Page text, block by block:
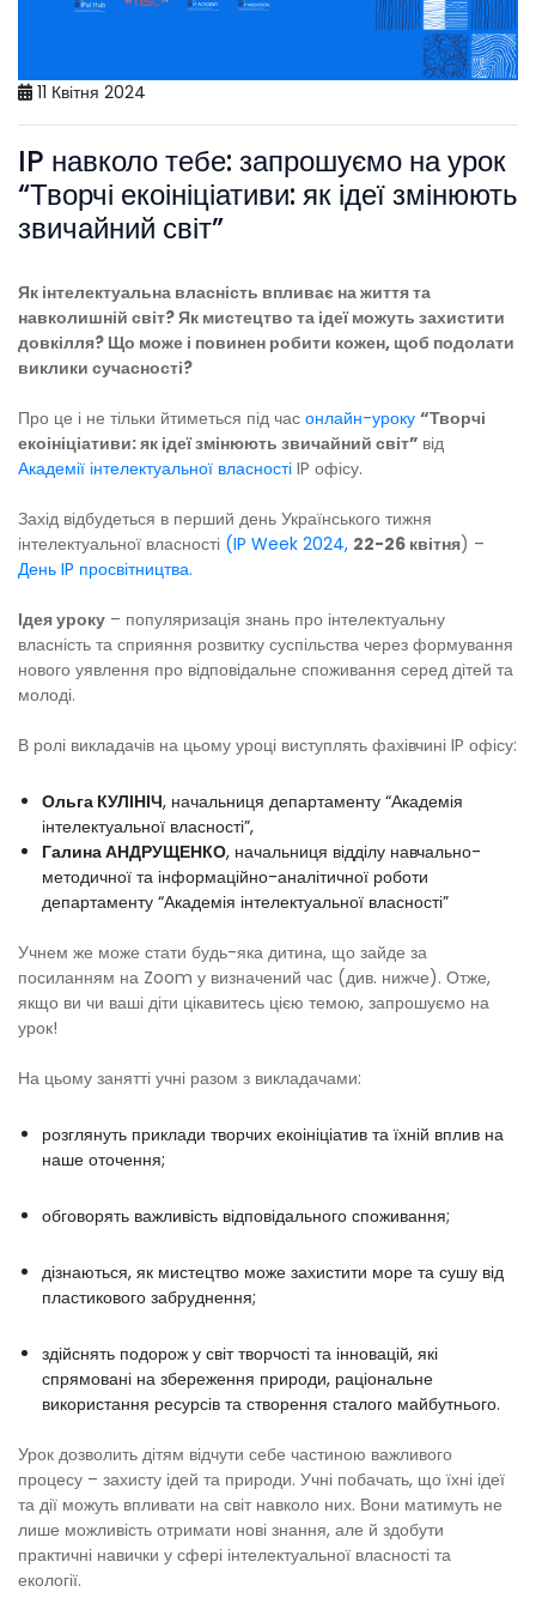
11 Квітня 2024
IP навколо тебе: запрошуємо на урок
“Творчі екоініціативи: як ідеї змінюють
звичайний світ”
Як інтелектуальна власність впливає на життя та
навколишній світ? Як мистецтво та ідеї можуть захистити
довкілля? Що може і повинен робити кожен, щоб подолати
виклики сучасності?
Про це і не тільки йтиметься під час онлайн-уроку “Творчі
екоініціативи: як ідеї змінюють звичайний світ” від
Академії інтелектуальної власності IP офісу.
Захід відбудеться в перший день Українського тижня
інтелектуальної власності (IP Week 2024, 22-26 квітня) –
День IP просвітництва.
Ідея уроку – популяризація знань про інтелектуальну
власність та сприяння розвитку суспільства через формування
нового уявлення про відповідальне споживання серед дітей та
молоді.
В ролі викладачів на цьому уроці виступлять фахівчині IP офісу:
Ольга КУЛІНІЧ, начальниця департаменту “Академія
інтелектуальної власності”,
Галина АНДРУЩЕНКО, начальниця відділу навчально-
методичної та інформаційно-аналітичної роботи
департаменту “Академія інтелектуальної власності”
Учнем же може стати будь-яка дитина, що зайде за
посиланням на Zoom у визначений час (див. нижче). Отже,
якщо ви чи ваші діти цікавитесь цією темою, запрошуємо на
урок!
На цьому занятті учні разом з викладачами:
розглянуть приклади творчих екоініціатив та їхній вплив на
наше оточення;
обговорять важливість відповідального споживання;
дізнаються, як мистецтво може захистити море та сушу від
пластикового забруднення;
здійснять подорож у світ творчості та інновацій, які
спрямовані на збереження природи, раціональне
використання ресурсів та створення сталого майбутнього.
Урок дозволить дітям відчути себе частиною важливого
процесу – захисту ідей та природи. Учні побачать, що їхні ідеї
та дії можуть впливати на світ навколо них. Вони матимуть не
лише можливість отримати нові знання, але й здобути
практичні навички у сфері інтелектуальної власності та
екології.